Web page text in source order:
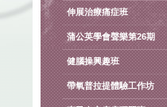
伸展治療痛症班
蒲公英學會聲樂第26期
健腦操興趣班
帶氧普拉提體驗工作坊